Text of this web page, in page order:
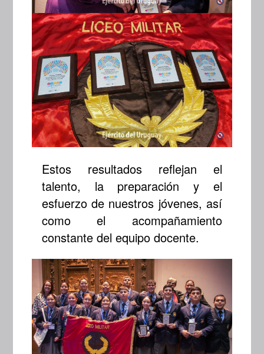
Estos resultados reflejan el
talento, la preparación y el
esfuerzo de nuestros jóvenes, así
como el acompañamiento
constante del equipo docente.